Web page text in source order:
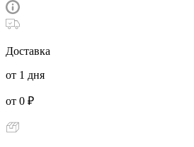
Доставка
от 1 дня
от 0 ₽